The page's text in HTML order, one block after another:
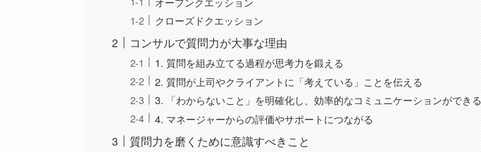
クローズドクエッション
コンサルで質問力が大事な理由
1. 質問を組み立てる過程が思考力を鍛える
2. 質問が上司やクライアントに「考えている」ことを伝える
3. 「わからないこと」を明確化し、効率的なコミュニケーションができる
4. マネージャーからの評価やサポートにつながる
質問力を磨くために意識すべきこと